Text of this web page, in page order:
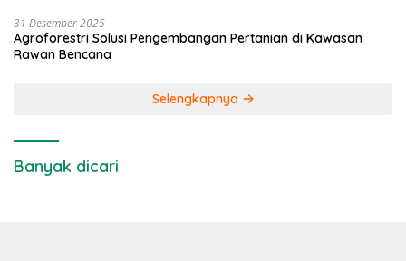
31 Desember 2025
Agroforestri Solusi Pengembangan Pertanian di Kawasan
Rawan Bencana
Selengkapnya
Banyak dicari